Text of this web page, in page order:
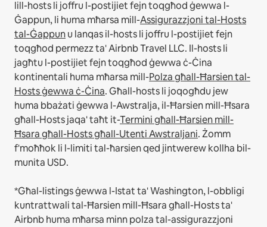
lill-hosts li joffru l-postijiet fejn toqgħod ġewwa l-
Ġappun, li huma mħarsa mill-Assigurazzjoni tal-Hosts
tal-Ġappunu lanqas il-hosts li joffru l-postijiet fejn
toqgħod permezz ta' Airbnb Travel LLC. Il-hosts li
jagħtu l-postijiet fejn toqgħod ġewwa ċ-Ċina
kontinentali huma mħarsa mill-Polza għall-Ħarsien tal-
Hosts ġewwa ċ-Ċina.Għall-hosts li joqogħdu jew
huma bbażati ġewwa l-Awstralja, il-Ħarsien mill-Ħsara
għall-Hosts jaqa' taħt it-Termini għall-Ħarsien mill-
Ħsara għall-Hosts għall-Utenti Awstraljani. Żomm
f'moħħok li l-limiti tal-ħarsien qed jintwerew kollha bil-
munita USD.
*Għal-listings ġewwa l-Istat ta' Washington, l-obbligi
kuntrattwali tal-Ħarsien mill-Ħsara għall-Hosts ta'
Airbnb huma mħarsa minn polza tal-assigurazzjoni